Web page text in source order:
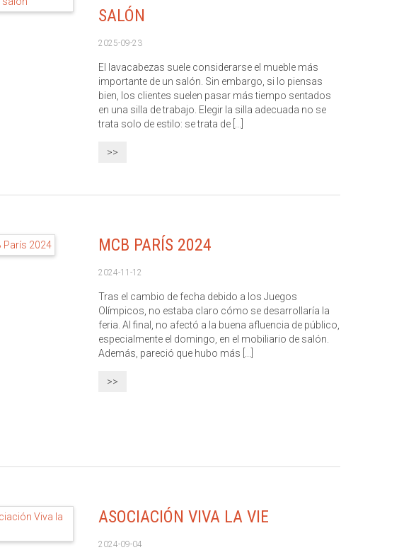
SALÓN
2025-09-23
El lavacabezas suele considerarse el mueble más
importante de un salón. Sin embargo, si lo piensas
bien, los clientes suelen pasar más tiempo sentados
en una silla de trabajo. Elegir la silla adecuada no se
trata solo de estilo: se trata de [...]
>>
MCB PARÍS 2024
2024-11-12
Tras el cambio de fecha debido a los Juegos
Olímpicos, no estaba claro cómo se desarrollaría la
feria. Al final, no afectó a la buena afluencia de público,
especialmente el domingo, en el mobiliario de salón.
Además, pareció que hubo más [...]
>>
ASOCIACIÓN VIVA LA VIE
2024-09-04